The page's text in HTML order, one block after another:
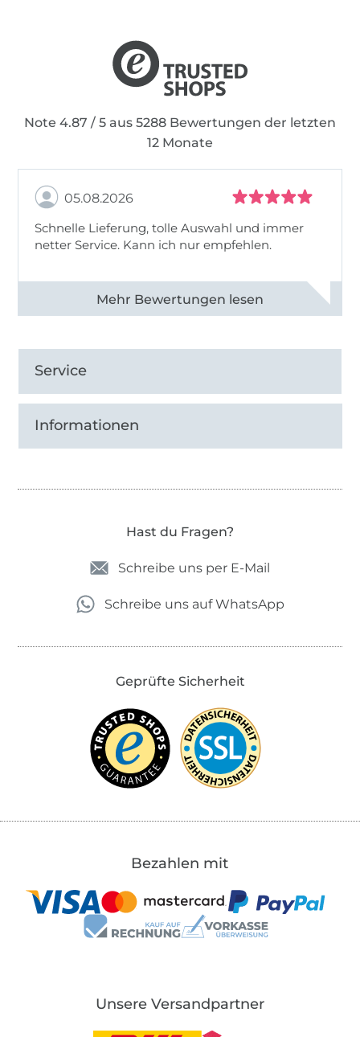
Note 4.87 / 5 aus 5288 Bewertungen der letzten
12 Monate
05.08.2026
Schnelle Lieferung, tolle Auswahl und immer
netter Service. Kann ich nur empfehlen.
Alle 82930 Bewertungen ansehen
Service
Informationen
Hast du Fragen?
Schreibe uns per E-Mail
Schreibe uns auf WhatsApp
Geprüfte Sicherheit
Bezahlen mit
Unsere Versandpartner